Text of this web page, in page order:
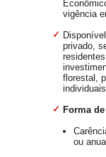
vigência
privado,
florestal,
Forma
ou